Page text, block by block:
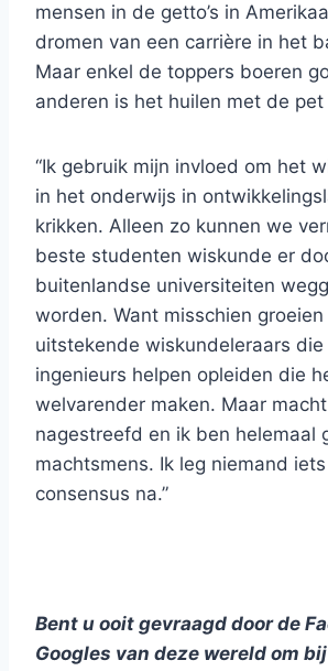
mensen in de getto’s in
dromen van een carrière in het
Maar enkel de toppers boeren
anderen is het huilen met de pet
“Ik gebruik mijn invloed om het
in het onderwijs in
krikken. Alleen zo kunnen we
beste studenten wiskunde er
buitenlandse universiteiten
worden. Want misschien
uitstekende wiskundeleraars
ingenieurs helpen opleiden die
welvarender maken. Maar
nagestreefd en ik ben helemaal
machtsmens. Ik leg niemand
consensus na.”
Bent u ooit gevraagd door de
Googles van deze wereld om